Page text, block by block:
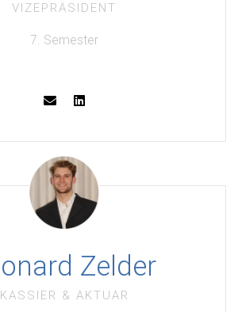
VIZEPRÄSIDENT
7. Semester
Zelder
KASSIER & AKTUAR